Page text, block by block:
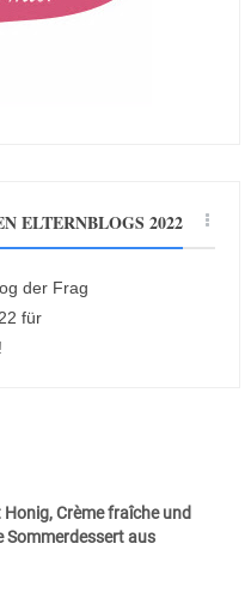
ELTERNBLOGS 2022
Crème fraîche und
Sommerdessert aus